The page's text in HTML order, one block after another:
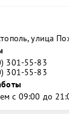
улица
301-55-83
301-55-83
с 09:00 до